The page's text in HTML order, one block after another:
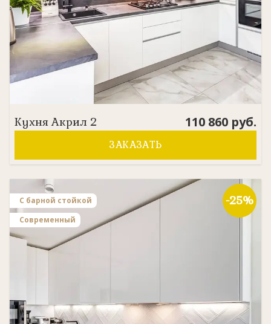
КухняАкрил 2 110 860 руб.
ЗАКАЗАТЬ
-25%
С барной стойкой
Современный